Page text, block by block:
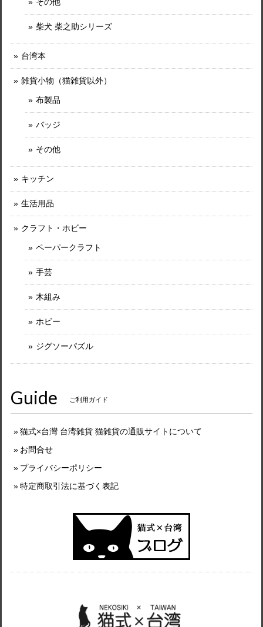
柴犬 柴之助シリーズ
台湾本
雑貨小物（猫雑貨以外）
布製品
バッジ
その他
キッチン
生活用品
クラフト・ホビー
ペーパークラフト
手芸
木組み
ホビー
ジグソーパズル
Guide ご利用ガイド
猫式×台灣 台湾雑貨 猫雑貨の通販サイトについて
お問合せ
プライバシーポリシー
特定商取引法に基づく表記